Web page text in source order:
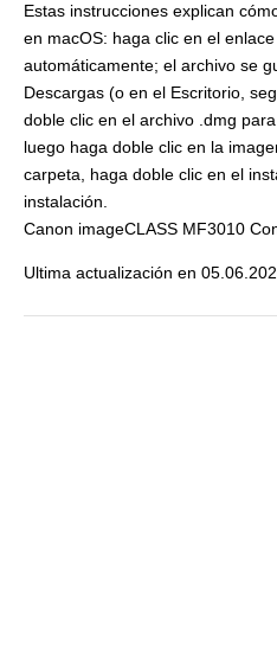
Estas instrucciones explican
en macOS: haga clic en el
automáticamente; el archivo se
Descargas (o en el Escritorio,
doble clic en el archivo .dmg
luego haga doble clic en la
carpeta, haga doble clic en el
instalación.
Canon imageCLASS MF3010
Ultima actualización en